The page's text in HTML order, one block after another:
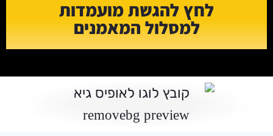
לחץ להגשת מועמדות
למסלול המאמנים